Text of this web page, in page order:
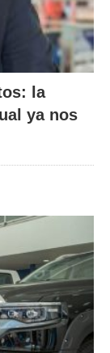
la
ya nos